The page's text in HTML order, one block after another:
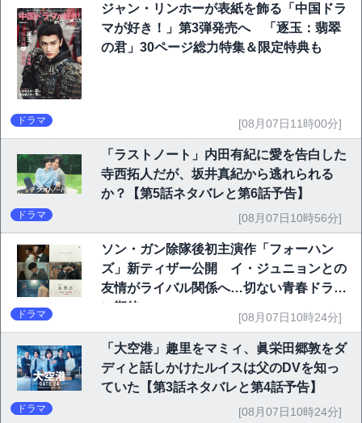
ジャン・リンホーが表紙を飾る「中国ドラ
マが好き！」第3弾発売へ 「逐玉：翡翠
の君」30ページ総力特集＆限定特典も
ドラマ [08月07日11時00分]
「ラストノート」内田有紀に愛を告白した
寺西拓人だが、坂井真紀から逃れられる
か？【第5話ネタバレと第6話予告】
ドラマ [08月07日10時56分]
ソン・ガン除隊後初主演作「フォーハン
ズ」新ティザー公開 イ・ジュニョンとの
友情がライバル関係へ…切ない青春ドラマ
に期待
ドラマ [08月07日10時24分]
「大空港」趣里をマミィ、眞栄田郷敦をダ
ディと話しかけたルイスは父のDVを知っ
ていた【第3話ネタバレと第4話予告】
ドラマ [08月07日10時24分]